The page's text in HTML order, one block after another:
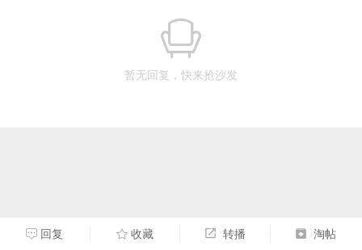
暂无回复，快来抢沙发
回复 收藏 转播 淘帖